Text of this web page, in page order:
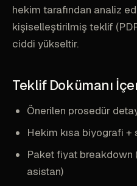
hekim tarafından analiz
kişiselleştirilmiş teklif (PDF
ciddi yükseltir.
Teklif Dokümanı
Önerilen prosedür
Hekim kısa biyografi +
Paket fiyat breakdown
asistan)